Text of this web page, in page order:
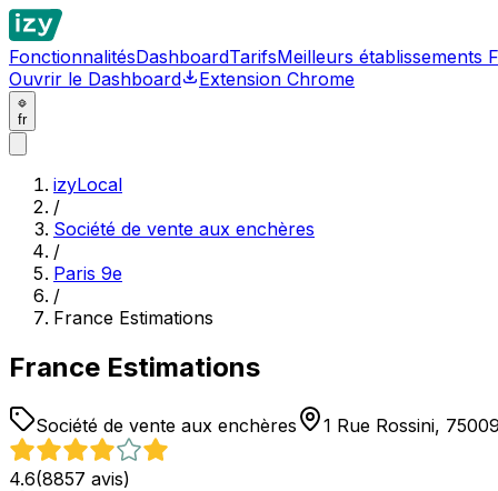
FonctionnalitésDashboardTarifsMeilleurs établissements
Ouvrir le Dashboard
Extension Chrome
fr
izyLocal
/
Société de vente aux enchères
/
Paris 9e
/
France Estimations
France Estimations
Société de vente aux enchères 1 Rue Rossini,
4.6(8857 avis)